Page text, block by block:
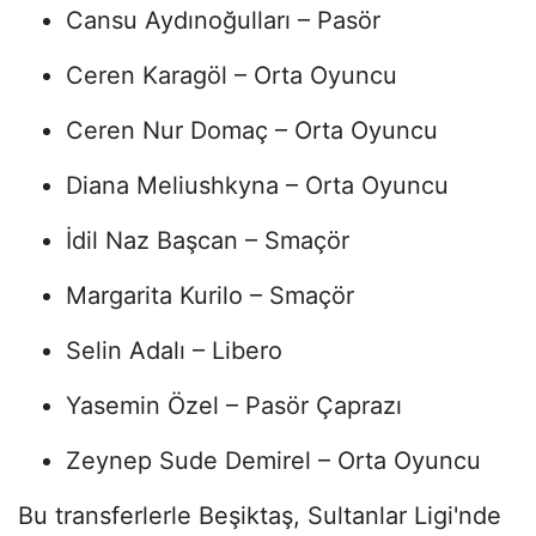
Cansu Aydınoğulları – Pasör
Ceren Karagöl – Orta Oyuncu
Ceren Nur Domaç – Orta Oyuncu
Diana Meliushkyna – Orta Oyuncu
İdil Naz Başcan – Smaçör
Margarita Kurilo – Smaçör
Selin Adalı – Libero
Yasemin Özel – Pasör Çaprazı
Zeynep Sude Demirel – Orta Oyuncu
Bu transferlerle Beşiktaş, Sultanlar Ligi'nde